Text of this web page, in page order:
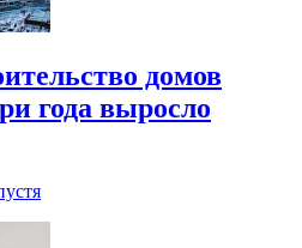
домов
года выросло